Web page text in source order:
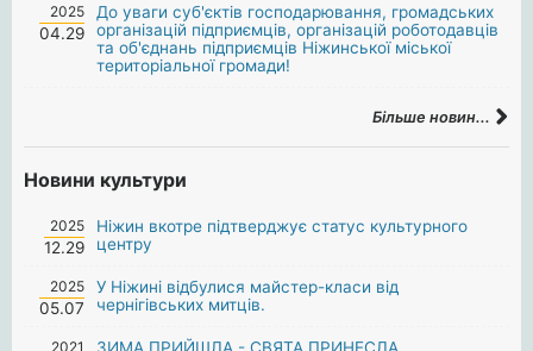
2025
04.29
До уваги суб'єктів господарювання, громадських
організацій підприємців, організацій роботодавців
та об'єднань підприємців Ніжинської міської
територіальної громади!
Більше новин...
Новини культури
2025
12.29
Ніжин вкотре підтверджує статус культурного
центру
2025
05.07
У Ніжині відбулися майстер-класи від
чернігівських митців.
2021 ЗИМА ПРИЙШЛА - СВЯТА ПРИНЕСЛА